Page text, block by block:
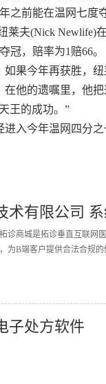
之前能在温网七度
夫(Nick Newlife)
冠，赔率为1赔66。
果今年再获胜，纽
他的遗嘱里，他
王的成功。”
入今年温网四分之
术有限公司
诊商城是拓诊垂直互联网
为B端客户提供合法合规
子处方软件